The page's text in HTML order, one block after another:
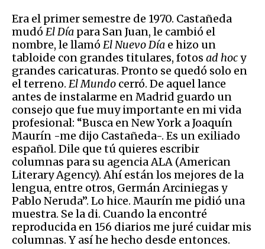
Era el primer semestre de 1970. Castañeda
mudó El Día para San Juan, le cambió el
nombre, le llamó El Nuevo Día e hizo un
tabloide con grandes titulares, fotos ad hocy
grandes caricaturas. Pronto se quedó solo en
el terreno. El Mundo cerró. De aquel lance
antes de instalarme en Madrid guardo un
consejo que fue muy importante en mi vida
profesional: “Busca en New York a Joaquín
Maurín -me dijo Castañeda-. Es un exiliado
español. Dile que tú quieres escribir
columnas para su agencia ALA (American
Literary Agency). Ahí están los mejores de la
lengua, entre otros, Germán Arciniegas y
Pablo Neruda”. Lo hice. Maurín me pidió una
muestra. Se la di. Cuando la encontré
reproducida en 156 diarios me juré cuidar mis
columnas. Y así he hecho desde entonces.